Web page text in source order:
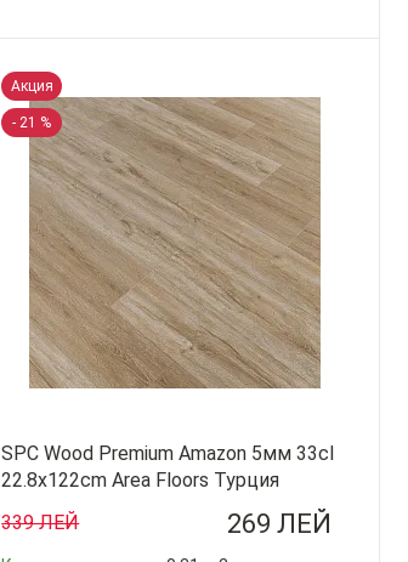
Акция
- 21 %
SPC Wood Premium Amazon 5мм 33cl
22.8x122cm Area Floors Турция
269 ЛЕЙ
339 ЛЕЙ